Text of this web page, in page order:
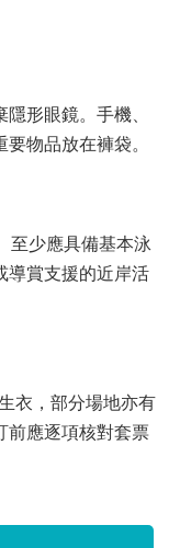
形眼鏡。手機、
物品放在褲袋。
至少應具備基本泳
導賞支援的近岸活
衣，部分場地亦有
前應逐項核對套票